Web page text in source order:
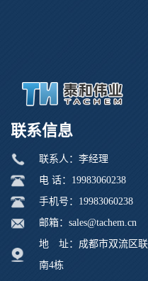
联系信息
联系人：李经理
电 话：19983060238
手机号：19983060238
邮箱：sales@tachem.cn
地 址：成都市双流区联
南4栋